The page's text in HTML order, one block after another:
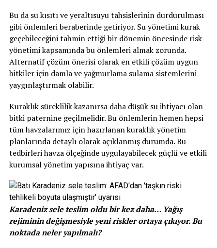
Bu da su kısıtı ve yeraltısuyu tahsislerinin durdurulması
gibi önlemleri beraberinde getiriyor. Su yönetimi kurak
geçebileceğini tahmin ettiği bir dönemin öncesinde risk
yönetimi kapsamında bu önlemleri almak zorunda.
Alternatif çözüm önerisi olarak en etkili çözüm uygun
bitkiler için damla ve yağmurlama sulama sistemlerini
yaygınlaştırmak olabilir.
Kuraklık süreklilik kazanırsa daha düşük su ihtiyacı olan
bitki paternine geçilmelidir. Bu önlemlerin hemen hepsi
tüm havzalarımız için hazırlanan kuraklık yönetim
planlarında detaylı olarak açıklanmış durumda. Bu
tedbirleri havza ölçeğinde uygulayabilecek güçlü ve etkili
kurumsal yönetim yapısına ihtiyaç var.
Karadeniz sele teslim oldu bir kez daha… Yağış
rejiminin değişmesiyle yeni riskler ortaya çıkıyor. Bu
noktada neler yapılmalı?